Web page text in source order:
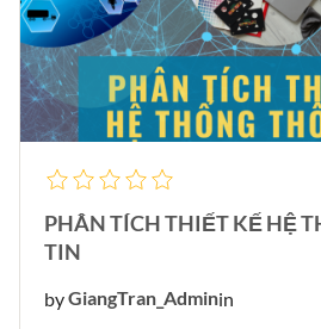
PHÂN TÍCH THIẾT KẾ HỆ
TIN
byGiangTran_Adminin